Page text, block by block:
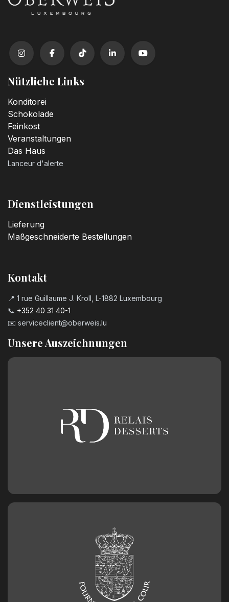
Nützliche Links
Konditorei
Schokolade
Feinkost
Veranstaltungen
Das Haus
Lanceur d'alerte
Dienstleistungen
Lieferung
Maßgeschneiderte Bestellungen
Kontakt
📍 1 rue Guillaume J. Kroll, L-1882 Luxembourg
📞 +352 40 31 40-1
✉️ serviceclient@oberweis.lu
Unsere Auszeichnungen